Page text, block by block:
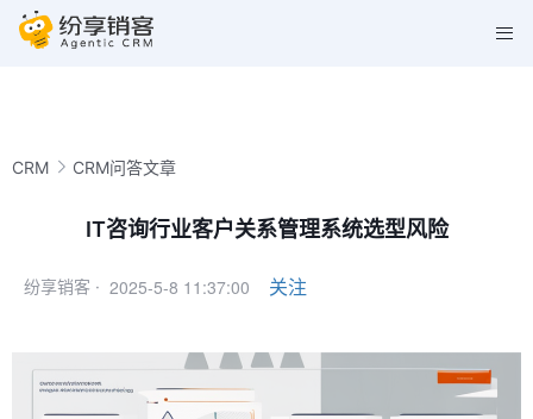
CRM CRM问答文章
IT咨询行业客户关系管理系统选型风险
纷享销客 · 2025-5-8 11:37:00 关注